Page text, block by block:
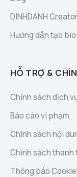
DINHDANH
Hướng dẫn tạo
HỖ TRỢ &
Chính sách dịch
Báo cáo vi phạm
Chính sách nội
Chính sách thanh
Thông báo Cookie